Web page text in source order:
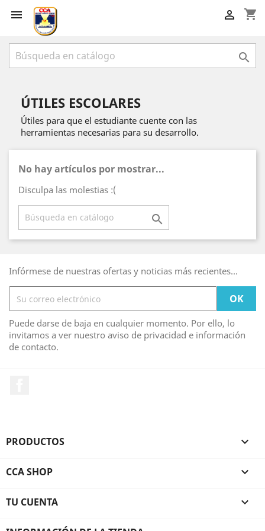
 shopping_cart


ÚTILES ESCOLARES
Útiles para que el estudiante cuente con las
herramientas necesarias para su desarrollo.
No hay artículos por mostrar...
Disculpa las molestias :(

Infórmese de nuestras ofertas y noticias más recientes...
Puede darse de baja en cualquier momento. Por ello, lo
invitamos a ver nuestro aviso de privacidad e información
de contacto.
PRODUCTOS 
CCA SHOP 
TU CUENTA 